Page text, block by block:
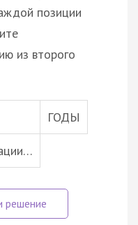
позиции
из второго
ГОДЫ